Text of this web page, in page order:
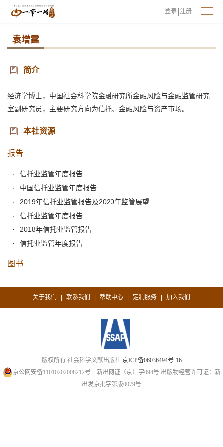
登录 注册
袁增霆
简介
经济学博士，中国社会科学院金融研究所金融风险与金融监管研究
室副研究员，主要研究方向为信托、金融风险与资产市场。
本社资源
报告
信托业监管年度报告
中国信托业监管年度报告
2019年信托业监管报告及2020年监管展望
信托业监管年度报告
2018年信托业监管报告
信托业监管年度报告
图书
关于我们 | 联系我们 | 帮助中心 | 定制服务 | 加入我们
版权所有 社会科学文献出版社 京ICP备06036494号-16
京公网安备11010202008212号 新出网证（京）字094号 出版物经营许可证：新
出发京批字第版0079号